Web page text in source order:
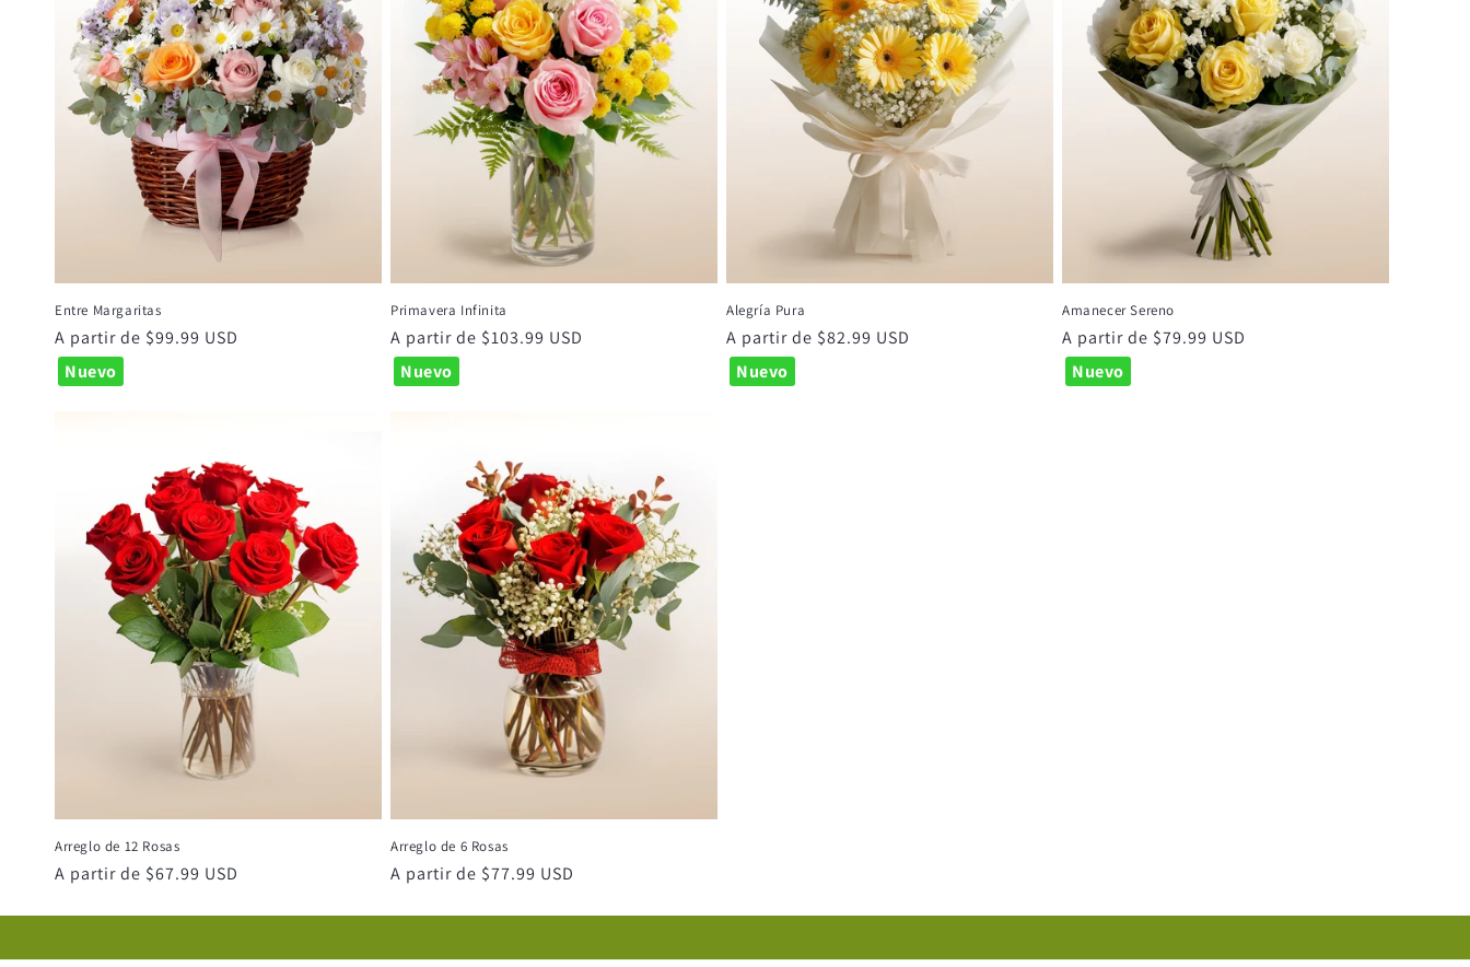
Entre Margaritas
Precio
habitual
A partir de $99.99 USD
Nuevo
Primavera Infinita
Precio
habitual
A partir de $103.99 USD
Nuevo
Alegría Pura
Precio
habitual
A partir de $82.99 USD
Nuevo
Amanecer Sereno
Precio
habitual
A partir de $79.99 USD
Nuevo
Arreglo de 12 Rosas
Precio
A partir de $67.99 USD
Arreglo de 6 Rosas
Precio
A partir de $77.99 USD